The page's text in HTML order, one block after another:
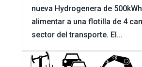
nueva Hydrogenera de
alimentar a una flotilla de 4
sector del transporte. El...